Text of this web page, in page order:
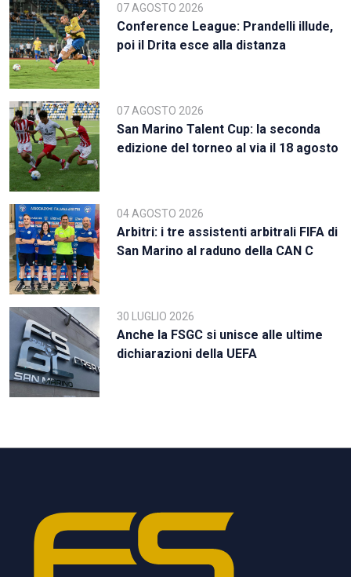
07 AGOSTO 2026
Conference League: Prandelli illude,
poi il Drita esce alla distanza
07 AGOSTO 2026
San Marino Talent Cup: la seconda
edizione del torneo al via il 18 agosto
04 AGOSTO 2026
Arbitri: i tre assistenti arbitrali FIFA di
San Marino al raduno della CAN C
30 LUGLIO 2026
Anche la FSGC si unisce alle ultime
dichiarazioni della UEFA